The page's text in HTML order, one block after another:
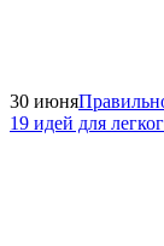
30 июня
19 идей для